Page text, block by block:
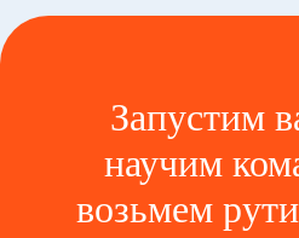
Запустим
научим
возьмем